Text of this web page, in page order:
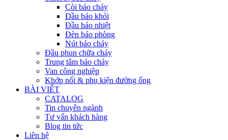
Còi báo cháy
Đầu báo khói
Đầu báo nhiệt
Đèn báo phòng
Nút báo cháy
Đầu phun chữa cháy
Trung tâm báo cháy
Van công nghiệp
Khớp nối & phụ kiện đường ống
BÀI VIẾT
CATALOG
Tin chuyên ngành
Tư vấn khách hàng
Blog tin tức
Liên hệ